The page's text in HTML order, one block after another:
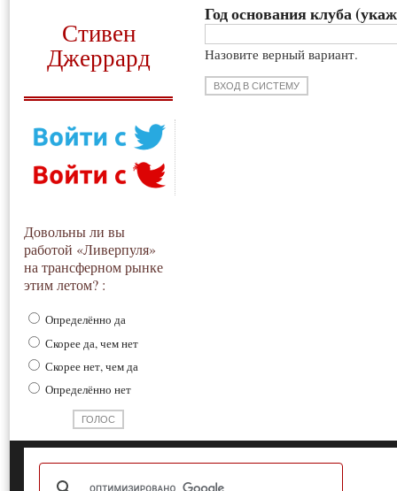
Стивен
Джеррард
Довольны ли вы
работой «Ливерпуля»
на трансферном рынке
этим летом? :
Определённо да
Скорее да, чем нет
Скорее нет, чем да
Определённо нет
Год основания клуба
Назовите верный вариант.